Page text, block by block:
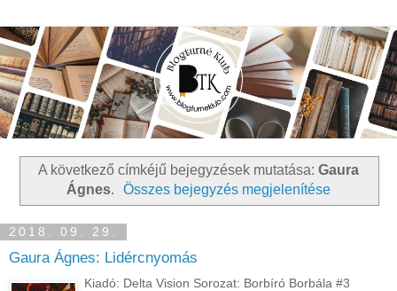
A következő címkéjű bejegyzések mutatása: Gaura
Ágnes. Összes bejegyzés megjelenítése
2018. 09. 29.
Gaura Ágnes: Lidércnyomás
Kiadó: Delta Vision Sorozat: Borbíró Borbála #3